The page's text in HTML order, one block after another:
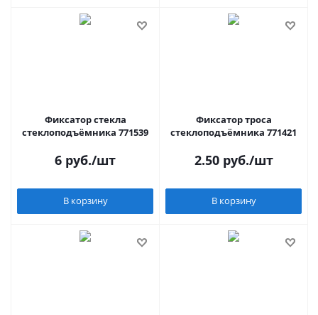
Фиксатор стекла
стеклоподъёмника 771539
6 руб./шт
В корзину
Фиксатор троса
стеклоподъёмника 771421
2.50руб./шт
В корзину